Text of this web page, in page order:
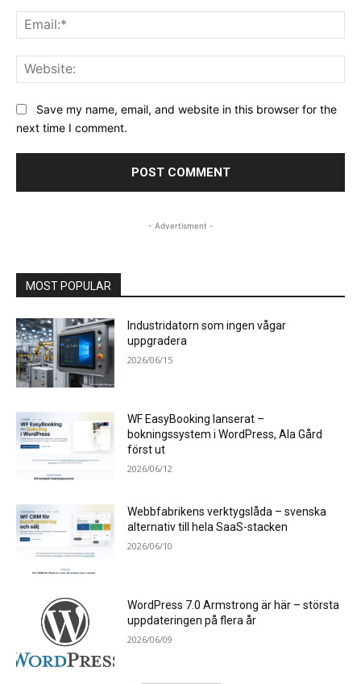
Save my name, email, and website in this browser for the
next time I comment.
- Advertisment -
MOST POPULAR
Industridatorn som ingen vågar
uppgradera
2026/06/15
WF EasyBooking lanserat –
bokningssystem i WordPress, Ala Gård
först ut
2026/06/12
Webbfabrikens verktygslåda – svenska
alternativ till hela SaaS-stacken
2026/06/10
WordPress 7.0 Armstrong är här – största
uppdateringen på flera år
2026/06/09